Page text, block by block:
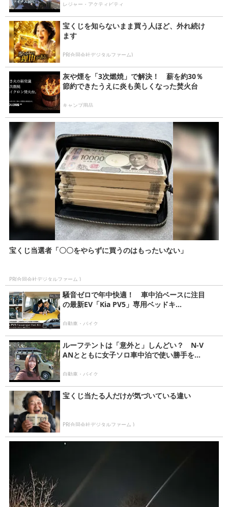
レジャー・アクティビティ
宝くじを知らないまま買う人ほど、外れ続け
ます
PR(合同会社デジタルファーム)
灰や煙を「3次燃焼」で解決！ 薪を約30％
節約できたうえに炎も美しくなった焚火台
キャンプ用品
宝くじ当選者「〇〇をやらずに買うのはもったいない」
PR(合同会社デジタルファーム )
騒音ゼロで年中快適！ 車中泊ベースに注目
の最新EV「Kia PV5」専用ベッドキ...
自動車・バイク
ルーフテントは「意外と」しんどい？ N-V
ANとともに女子ソロ車中泊で使い勝手を...
自動車・バイク
宝くじ当たる人だけが気づいている違い
PR(合同会社デジタルファーム )